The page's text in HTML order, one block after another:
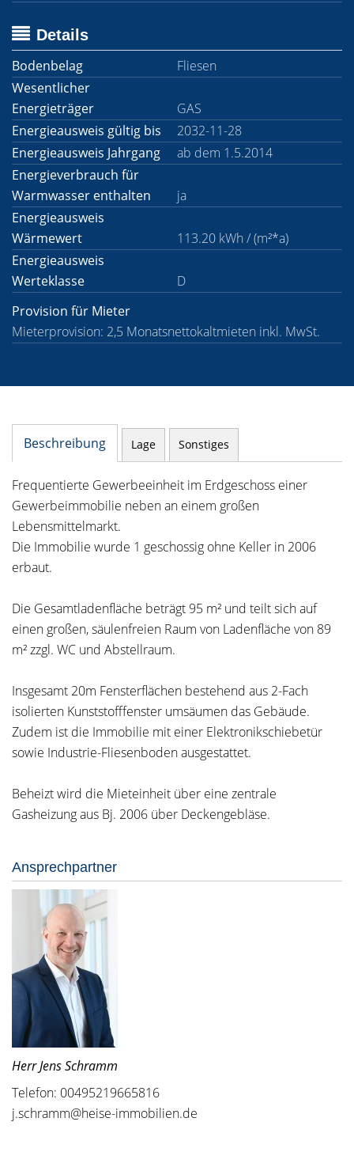
Details
Bodenbelag
Fliesen
Wesentlicher
Energieträger
GAS
Energieausweis gültig bis
2032-11-28
Energieausweis Jahrgang
ab dem 1.5.2014
Energieverbrauch für
Warmwasser enthalten
ja
Energieausweis
Wärmewert
113.20 kWh / (m²*a)
Energieausweis
Werteklasse
D
Provision für Mieter
Mieterprovision: 2,5 Monatsnettokaltmieten inkl. MwSt.
Beschreibung Lage Sonstiges
Frequentierte Gewerbeeinheit im Erdgeschoss einer
Gewerbeimmobilie neben an einem großen
Lebensmittelmarkt.
Die Immobilie wurde 1 geschossig ohne Keller in 2006
erbaut.
Die Gesamtladenfläche beträgt 95 m² und teilt sich auf
einen großen, säulenfreien Raum von Ladenfläche von 89
m² zzgl. WC und Abstellraum.
Insgesamt 20m Fensterflächen bestehend aus 2-Fach
isolierten Kunststofffenster umsäumen das Gebäude.
Zudem ist die Immobilie mit einer Elektronikschiebetür
sowie Industrie-Fliesenboden ausgestattet.
Beheizt wird die Mieteinheit über eine zentrale
Gasheizung aus Bj. 2006 über Deckengebläse.
Ansprechpartner
Herr Jens Schramm
Telefon: 00495219665816
j.schramm@heise-immobilien.de